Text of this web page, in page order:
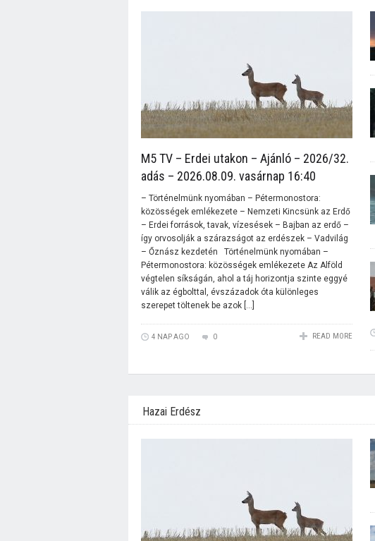
M5 TV – Erdei utakon – Ajánló – 2026/32.
adás – 2026.08.09. vasárnap 16:40
– Történelmünk nyomában – Pétermonostora:
közösségek emlékezete – Nemzeti Kincsünk az Erdő
– Erdei források, tavak, vízesések – Bajban az erdő –
így orvosolják a szárazságot az erdészek – Vadvilág
– Őznász kezdetén Történelmünk nyomában –
Pétermonostora: közösségek emlékezete Az Alföld
végtelen síkságán, ahol a táj horizontja szinte eggyé
válik az égbolttal, évszázadok óta különleges
szerepet töltenek be azok […]
4 NAP AGO 0 READ MORE
Hazai Erdész